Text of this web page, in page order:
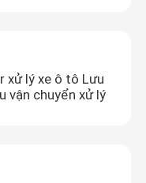
xử lý xe ô tô Lưu
vận chuyển xử lý